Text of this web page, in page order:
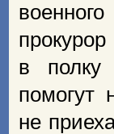
в полку
помогут
не